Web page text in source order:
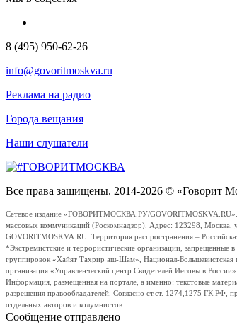
8 (495) 950-62-26
info@govoritmoskva.ru
Реклама на радио
Города вещания
Наши слушатели
Все права защищены. 2014-2026 © «Говорит
Сетевое издание «ГОВОРИТМОСКВА.РУ/GOVORITMOSKVA.RU».
массовых коммуникаций (Роскомнадзор). Адрес: 123298,
GOVORITMOSKVA.RU. Территория распространения –
*Экстремистские и террористические организации,
группировок «Хайят Тахрир аш-Шам», Национал-
организация «Управленческий центр Свидетелей Иеговы в
Информация, размещенная на портале, а именно: текстовые
разрешения правообладателей. Согласно ст.ст. 1274,1275 ГК РФ,
отдельных авторов и колумнистов.
Сообщение отправлено